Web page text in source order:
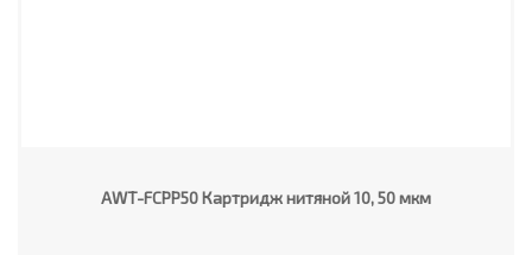
AWT-FCPP50 Картридж нитяной 10, 50 мкм